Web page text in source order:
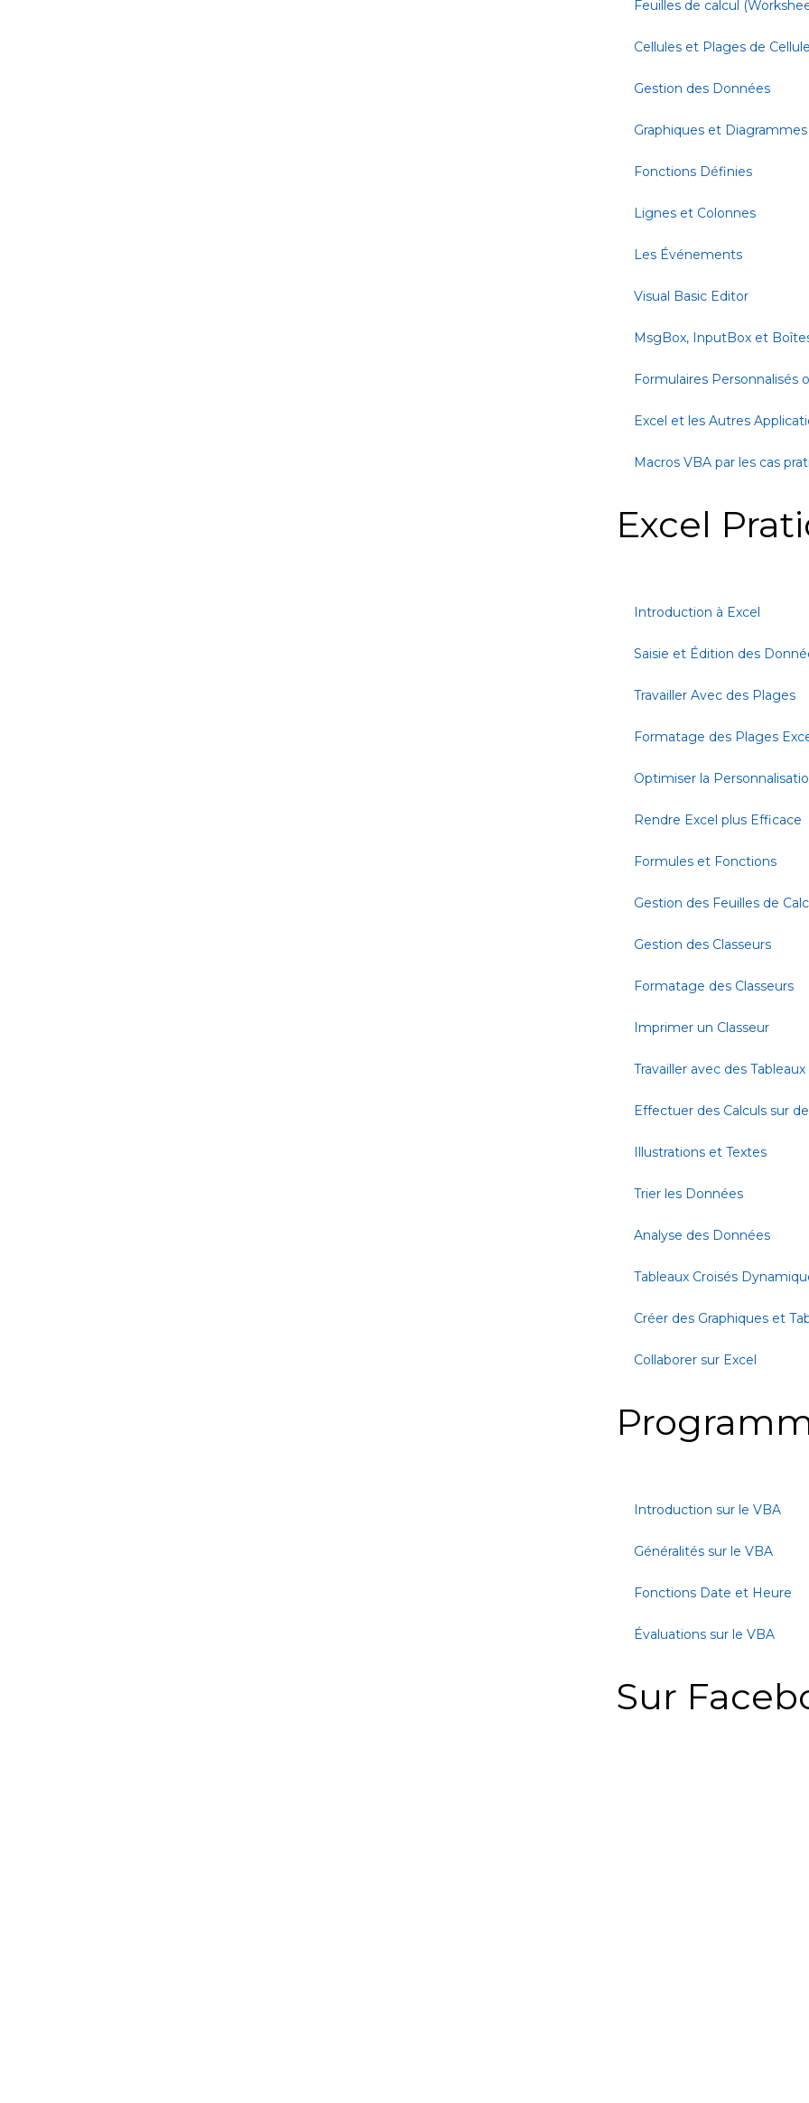
Feuilles de calcul
Cellules et Plages de
Gestion des Données
Graphiques et Diagrammes
Fonctions Définies
Lignes et Colonnes
Les Événements
Visual Basic Editor
MsgBox, InputBox et
Formulaires Personnalisés
Excel et les Autres
Macros VBA par les cas
Excel
Introduction à Excel
Saisie et Édition des
Travailler Avec des Plages
Formatage des Plages
Optimiser la
Rendre Excel plus Efficace
Formules et Fonctions
Gestion des Feuilles de
Gestion des Classeurs
Formatage des Classeurs
Imprimer un Classeur
Travailler avec des Tableaux
Effectuer des Calculs sur
Illustrations et Textes
Trier les Données
Analyse des Données
Tableaux Croisés
Créer des Graphiques et
Collaborer sur Excel
Introduction sur le VBA
Généralités sur le VBA
Fonctions Date et Heure
Évaluations sur le VBA
Sur